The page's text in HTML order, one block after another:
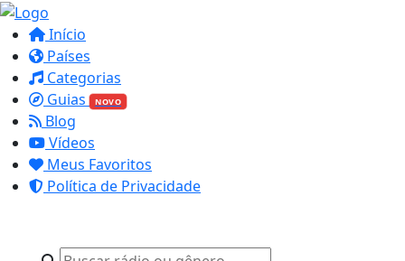
Início
Países
Categorias
Guias
NOVO
Blog
Vídeos
Meus Favoritos
Política de Privacidade